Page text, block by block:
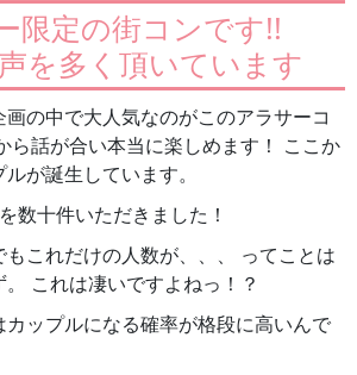
限定の街コンです!!
を多く頂いています
の中で大人気なのがこのアラサーコ
ら話が合い本当に楽しめます！ ここか
が誕生しています。
数十件いただきました！
これだけの人数が、、、 ってことは
これは凄いですよねっ！？
ップルになる確率が格段に高いんで